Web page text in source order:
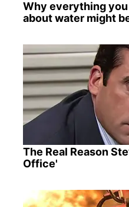
Why everything
about water might
The Real Reason
Office'